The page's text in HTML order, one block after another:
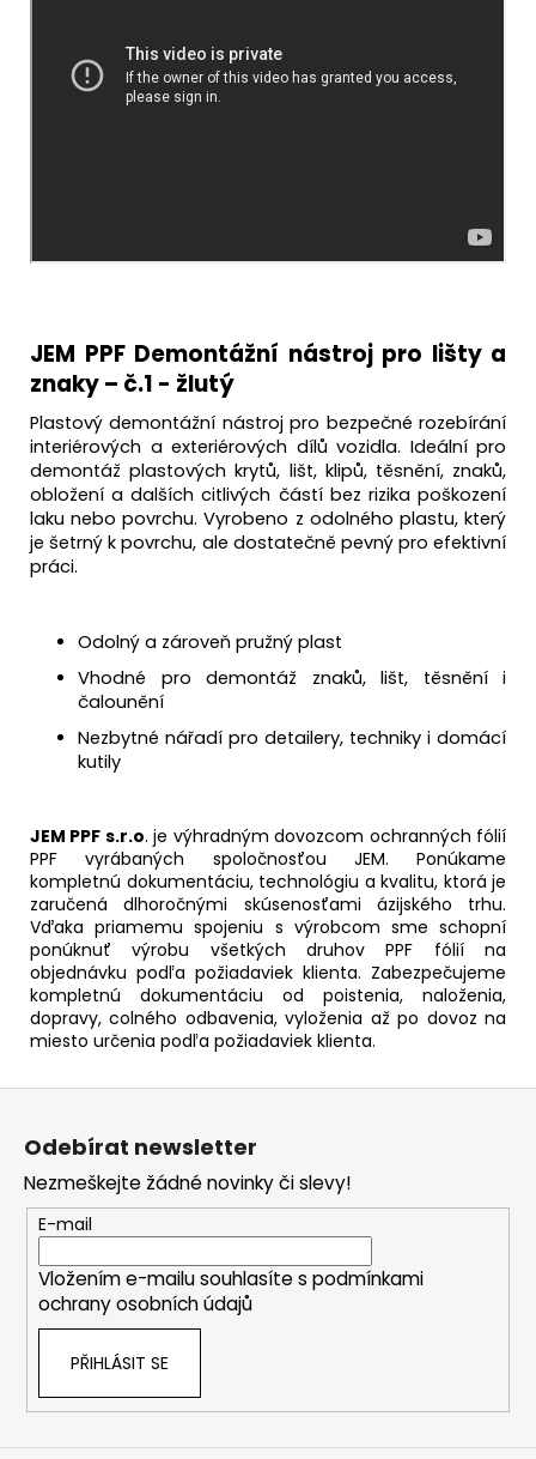
JEM PPF Demontážní nástroj pro lišty a
znaky – č.1 - žlutý
Plastový demontážní nástroj pro bezpečné rozebírání
interiérových a exteriérových dílů vozidla. Ideální pro
demontáž plastových krytů, lišt, klipů, těsnění, znaků,
obložení a dalších citlivých částí bez rizika poškození
laku nebo povrchu. Vyrobeno z odolného plastu, který
je šetrný k povrchu, ale dostatečně pevný pro efektivní
práci.
Odolný a zároveň pružný plast
Vhodné pro demontáž znaků, lišt, těsnění i
čalounění
Nezbytné nářadí pro detailery, techniky i domácí
kutily
JEM PPF s.r.o. je výhradným dovozcom ochranných fólií
PPF vyrábaných spoločnosťou JEM. Ponúkame
kompletnú dokumentáciu, technológiu a kvalitu, ktorá je
zaručená dlhoročnými skúsenosťami ázijského trhu.
Vďaka priamemu spojeniu s výrobcom sme schopní
ponúknuť výrobu všetkých druhov PPF fólií na
objednávku podľa požiadaviek klienta. Zabezpečujeme
kompletnú dokumentáciu od poistenia, naloženia,
dopravy, colného odbavenia, vyloženia až po dovoz na
miesto určenia podľa požiadaviek klienta.
Z
Odebírat newsletter
Nezmeškejte žádné novinky či slevy!
E-mail
Vložením e-mailu souhlasíte s podmínkami
ochrany osobních údajů
PŘIHLÁSIT SE